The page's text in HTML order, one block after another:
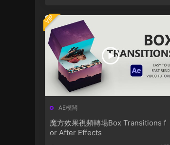
AE模闆
魔方效果視頻轉場Box Transitions f
or After Effects
VIP